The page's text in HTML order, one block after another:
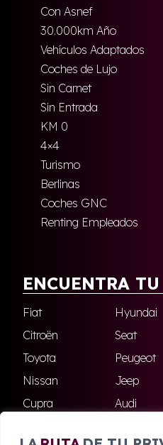
Con Asnef
30.000km Año
Vehículos Adaptados
Coches de Lujo
Sin Carnet
Sin Entrada
KM 0
4×4
Turismo
Berlinas
Coches GNC
Renting Empleados
ENCUENTRA
Fiat Hyundai
Citroën
Seat
Toyota
Peugeot
Nissan
Jeep
Cupra
Audi